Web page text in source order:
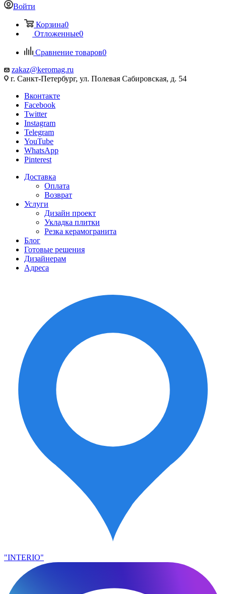
Войти
Корзина0
Отложенные0
Сравнение товаров0
zakaz@keromag.ru
г. Санкт-Петербург, ул. Полевая Сабировская, д. 54
Вконтакте
Facebook
Twitter
Instagram
Telegram
YouTube
WhatsApp
Pinterest
Доставка
Оплата
Возврат
Услуги
Дизайн проект
Укладка плитки
Резка керамогранита
Блог
Готовые решения
Дизайнерам
Адреса
"INTERIO"